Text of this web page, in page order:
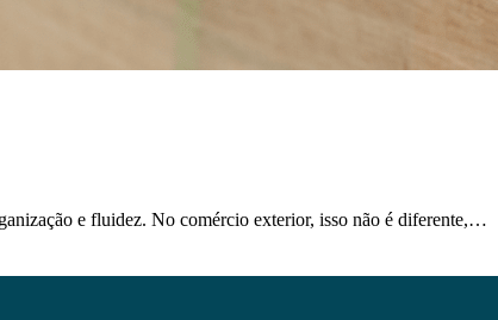
e fluidez. No comércio exterior, isso não é diferente,…